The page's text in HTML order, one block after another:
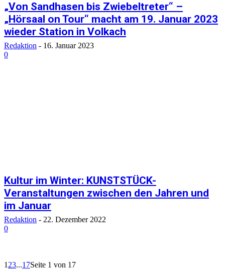
„Von Sandhasen bis Zwiebeltreter“ –
„Hörsaal on Tour“ macht am 19. Januar 2023
wieder Station in Volkach
Redaktion - 16. Januar 2023
0
Kultur im Winter: KUNSTSTÜCK-
Veranstaltungen zwischen den Jahren und
im Januar
Redaktion - 22. Dezember 2022
0
1 23...17Seite 1 von 17